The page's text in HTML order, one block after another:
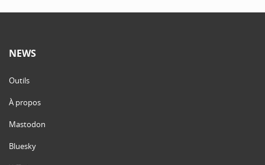
NEWS
Outils
À propos
Mastodon
Bluesky